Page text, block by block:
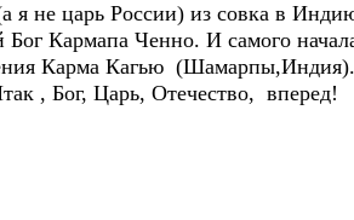
я не царь России) из совка в
Кармапа Ченно. И самого
Карма Кагью
, Бог, Царь, Отечество, вперед!